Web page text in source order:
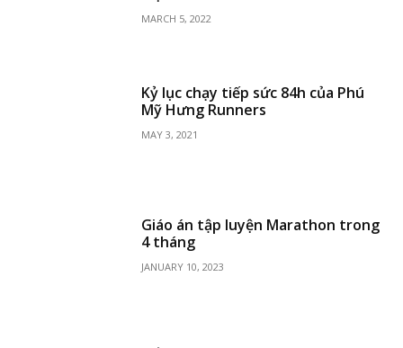
MARCH 5, 2022
Kỷ lục chạy tiếp sức 84h của Phú
Mỹ Hưng Runners
MAY 3, 2021
Giáo án tập luyện Marathon trong
4 tháng
JANUARY 10, 2023